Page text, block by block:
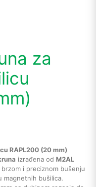
za
RAPL200 (20 mm)
izrađena od M2AL
brzom i preciznom bušenju
magnetnih bušilica.